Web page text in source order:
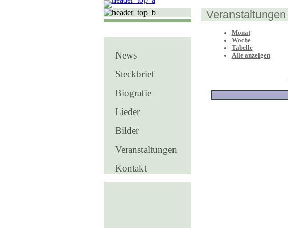
News
Steckbrief
Biografie
Lieder
Bilder
Veranstaltungen
Kontakt
Veranstaltungen
Monat
Woche
Tabelle
Alle anzeigen